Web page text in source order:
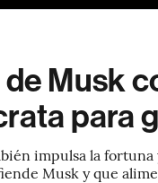
Musk
para
impulsa la
Musk y que